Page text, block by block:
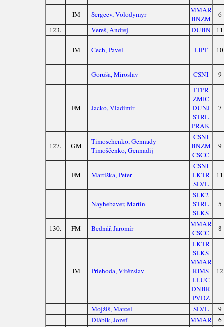
IM Sergeev, Volodymyr
MMAR
BNZM
6
123.
Vereš, Andrej DUBN 11
IM Čech, Pavel LIPT 10
Goruša, Miroslav CSNI 9
FM Jacko, Vladimír
TTPR
ZMIC
DUNJ
STRL
PRAK
7
127. GM
Timoschenko, Gennady
Timoščenko, Gennadij
CSNI
BNZM
CSCC
9
FM Martiška, Peter
CSNI
LKTR
SLVL
11
Nayhebaver, Martin
SLK2
STRL
SLKS
5
130. FM Bednář, Jaromír
MMAR
CSCC
8
IM Priehoda, Vítězslav
LKTR
SLKS
MMAR
RIMS
LLUC
DNBR
PVDZ
12
Mojžiš, Marcel SLVL
9
Dlábik, Jozef
MMAR 6